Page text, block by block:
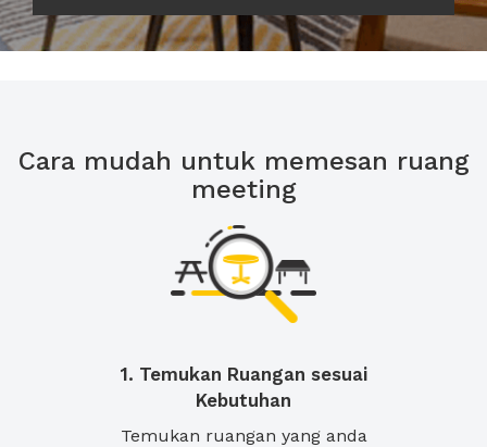
Cara mudah untuk memesan ruang
meeting
1. Temukan Ruangan sesuai
Kebutuhan
Temukan ruangan yang anda